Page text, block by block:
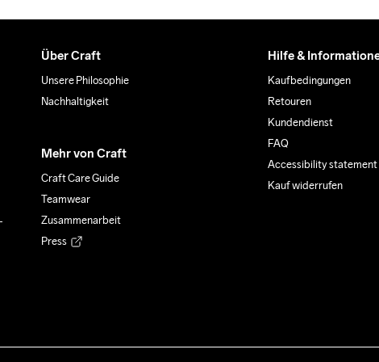
Über Craft
Unsere Philosophie
Nachhaltigkeit
Mehr von Craft
Craft Care Guide
Teamwear
Zusammenarbeit
Press
Hilfe &
Kaufbedingungen
Retouren
Kundendienst
FAQ
Accessibility statement
Kauf widerrufen